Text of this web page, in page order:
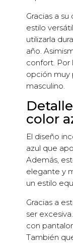
Gracias a
estilo
utilizarla
año.
confort. Por
opción muy
masculino.
color
El diseño
azul que
Además,
elegante y
un estilo
Gracias a
ser
con
También